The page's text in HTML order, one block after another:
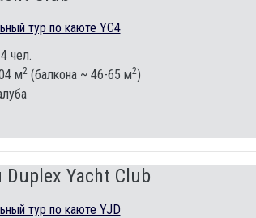
тур по каюте YC4
чел.
м2(балкона ~ 46-65 м2)
Yacht Club
тур по каюте YJD